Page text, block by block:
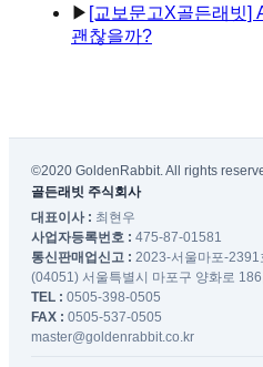
▶ [교보문고X골든래빗]
괜찮을까?
©2020 GoldenRabbit. All rights
골든래빗 주식회사
대표이사 : 최현우
사업자등록번호 : 475-87-01581
통신판매업신고 : 2023-서울마포-2391
(04051) 서울특별시 마포구 양화로
TEL : 0505-398-0505
FAX : 0505-537-0505
master@goldenrabbit.co.kr